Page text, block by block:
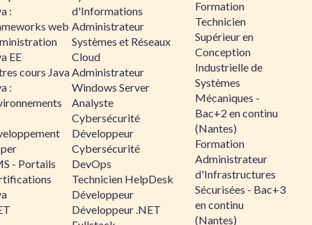
:
web
EE
cours Java
:
- Portails
d'Informations
Administrateur
Systèmes et Réseaux
Cloud
Administrateur
Windows Server
Analyste
Cybersécurité
Développeur
Cybersécurité
DevOps
Technicien HelpDesk
Développeur
Développeur .NET
Formation
Technicien
Supérieur en
Conception
Industrielle de
Systèmes
Mécaniques -
Bac+2 en continu
(Nantes)
Formation
Administrateur
d'Infrastructures
Sécurisées - Bac+3
en continu
(Nantes)